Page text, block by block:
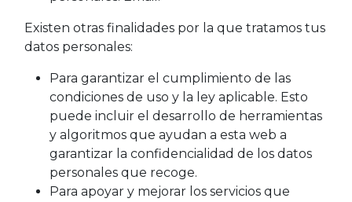
Existen otras finalidades por la que tratamos tus
datos personales:
Para garantizar el cumplimiento de las
condiciones de uso y la ley aplicable. Esto
puede incluir el desarrollo de herramientas
y algoritmos que ayudan a esta web a
garantizar la confidencialidad de los datos
personales que recoge.
Para apoyar y mejorar los servicios que